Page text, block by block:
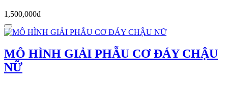
1,500,000đ
MÔ HÌNH GIẢI PHẪU CƠ ĐÁY CHẬU
NỮ